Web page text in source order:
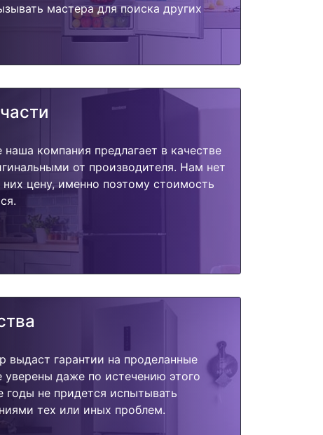
мастера для поиска других
наша компания предлагает в качестве
от производителя. Нам нет
цену, именно поэтому стоимость
выдаст гарантии на проделанные
уверены даже по истечению этого
не придется испытывать
тех или иных проблем.